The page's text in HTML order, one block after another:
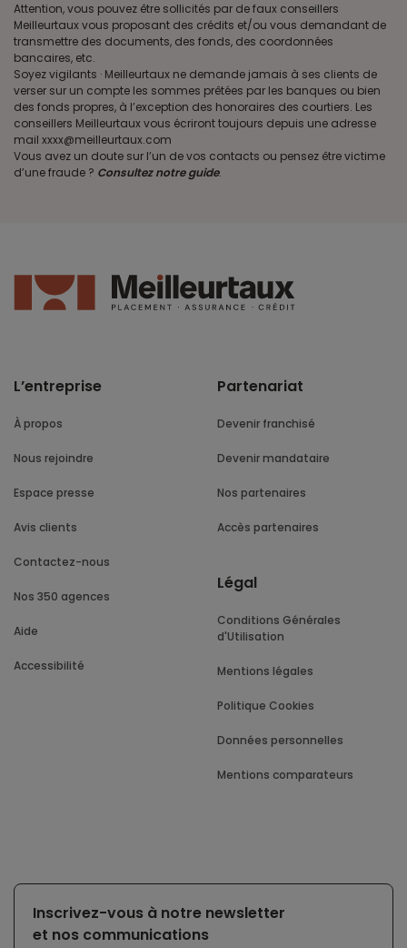
Attention, vous pouvez être sollicités par de faux conseillers
Meilleurtaux vous proposant des crédits et/ou vous demandant de
transmettre des documents, des fonds, des coordonnées
bancaires, etc.
Soyez vigilants · Meilleurtaux ne demande jamais à ses clients de
verser sur un compte les sommes prêtées par les banques ou bien
des fonds propres, à l’exception des honoraires des courtiers. Les
conseillers Meilleurtaux vous écriront toujours depuis une adresse
mail xxxx@meilleurtaux.com
Vous avez un doute sur l’un de vos contacts ou pensez être victime
d’une fraude ? Consultez notre guide.
L’entreprise
À propos
Nous rejoindre
Espace presse
Avis clients
Contactez-nous
Nos 350 agences
Aide
Accessibilité
Partenariat
Devenir franchisé
Devenir mandataire
Nos partenaires
Accès partenaires
Légal
Conditions Générales
d'Utilisation
Mentions légales
Politique Cookies
Données personnelles
Mentions comparateurs
Inscrivez-vous à notre newsletter
et nos communications